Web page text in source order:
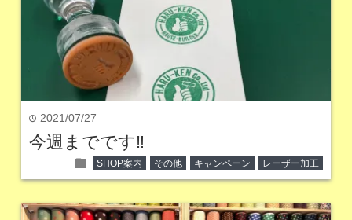
time 2021/07/27
今週までです‼
folder SHOP案内 その他 キャンペーン レーザー加工